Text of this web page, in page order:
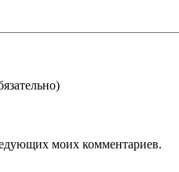
моих комментариев.